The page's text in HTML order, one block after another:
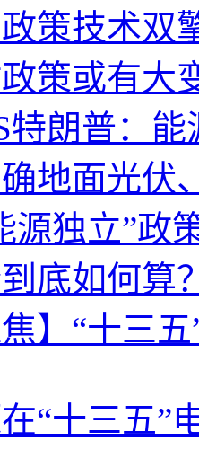
策技术双
策或有大
特朗普：
地面光伏
源独立”政
底如何算
焦】“十三
“十三五”